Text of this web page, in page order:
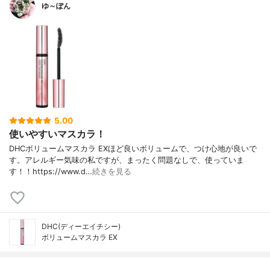
ゆ～ぽん
5.00
使いやすいマスカラ！
DHCボリュームマスカラ EXほど良いボリュームで、つけ心地が良いで
す。アレルギー気味の私ですが、まったく問題なしで、使っていま
す！！https://www.d…続きを見る
DHC(ディーエイチシー)
ボリュームマスカラ EX